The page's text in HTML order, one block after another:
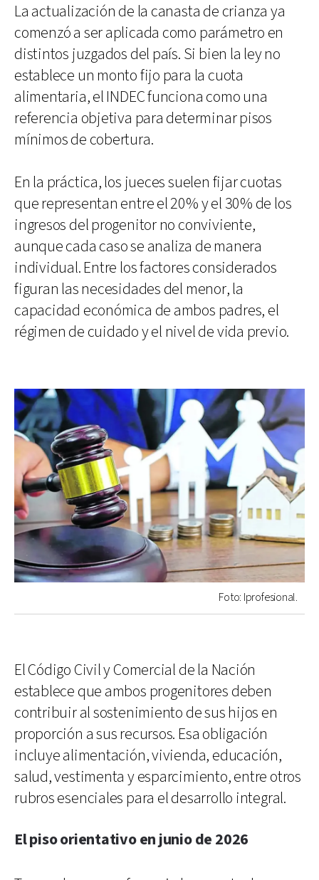
La actualización de la canasta de crianza ya
comenzó a ser aplicada como parámetro en
distintos juzgados del país. Si bien la ley no
establece un monto fijo para la cuota
alimentaria, el INDEC funciona como una
referencia objetiva para determinar pisos
mínimos de cobertura.
En la práctica, los jueces suelen fijar cuotas
que representan entre el 20% y el 30% de los
ingresos del progenitor no conviviente,
aunque cada caso se analiza de manera
individual. Entre los factores considerados
figuran las necesidades del menor, la
capacidad económica de ambos padres, el
régimen de cuidado y el nivel de vida previo.
Foto: Iprofesional.
El Código Civil y Comercial de la Nación
establece que ambos progenitores deben
contribuir al sostenimiento de sus hijos en
proporción a sus recursos. Esa obligación
incluye alimentación, vivienda, educación,
salud, vestimenta y esparcimiento, entre otros
rubros esenciales para el desarrollo integral.
El piso orientativo en junio de 2026